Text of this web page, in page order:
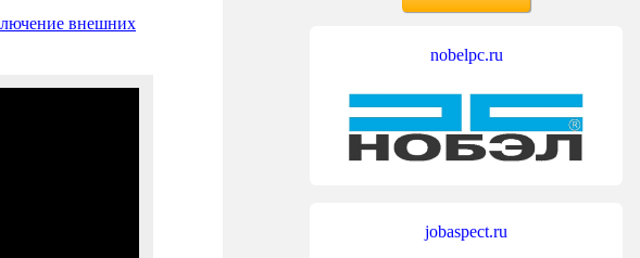
внешних
nobelpc.ru
jobaspect.ru